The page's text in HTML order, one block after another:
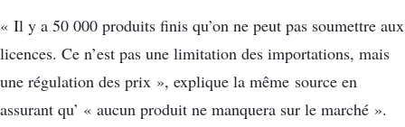
« Il y a 50 000 produits finis qu’on ne peut pas soumettre aux
licences. Ce n’est pas une limitation des importations, mais
une régulation des prix », explique la même source en
assurant qu’ « aucun produit ne manquera sur le marché ».